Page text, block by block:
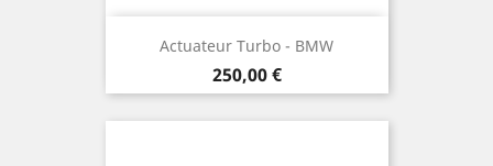
Actuateur Turbo - BMW
Prix
250,00 €